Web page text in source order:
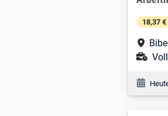
18,37